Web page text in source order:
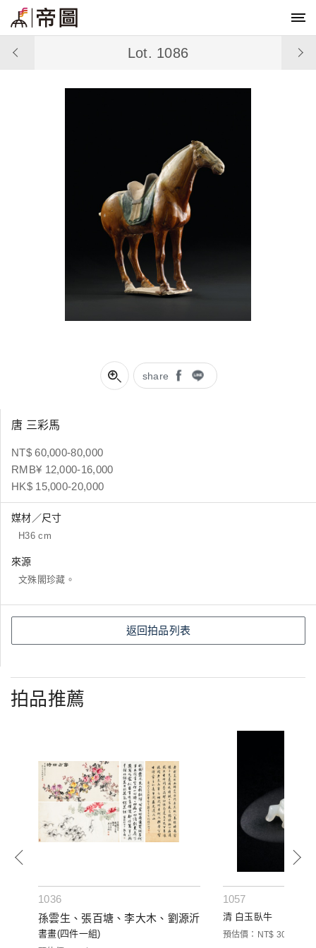
share
Lot. 1086
唐 三彩馬
NT$ 60,000-80,000
RMB¥ 12,000-16,000
HK$ 15,000-20,000
媒材／尺寸
H36 cm
來源
文殊閣珍藏。
返回拍品列表
拍品推薦
1036
孫雲生、張百塘、李大木、劉源沂
書畫(四件一組)
1057
清 白玉臥牛
預估價：NT$ 30,000-